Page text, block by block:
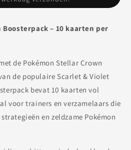
beschikbaar
– 10 kaarten per
de Pokémon Stellar Crown
de populaire Scarlet & Violet
bevat 10 kaarten vol
voor trainers en verzamelaars die
en zeldzame Pokémon